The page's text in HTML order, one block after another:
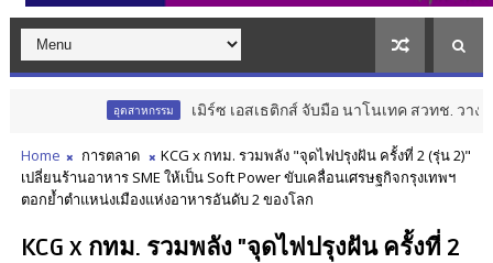
อุตสาหกรรม เมิร์ซ เอสเธติกส์ จับมือ นาโนเทค สวทช. วางรากฐ
Home การตลาด
KCG x กทม. รวมพลัง "จุดไฟปรุงฝัน ครั้งที่ 2 (รุ่น 2)"
เปลี่ยนร้านอาหาร SME ให้เป็น Soft Power ขับเคลื่อนเศรษฐกิจกรุงเทพฯ
ตอกย้ำตำแหน่งเมืองแห่งอาหารอันดับ 2 ของโลก
KCG x กทม. รวมพลัง "จุดไฟปรุงฝัน ครั้งที่ 2